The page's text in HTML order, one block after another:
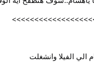
الفيلا وانشغلت